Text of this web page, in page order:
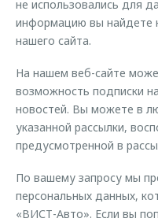
не использовались для
информацию вы найдете
нашего сайта.
На нашем веб-сайте
возможность подписки
новостей. Вы можете в
указанной рассылки,
предусмотренной в
По вашему запросу мы
персональных данных,
«ВИСТ-Авто». Если вы